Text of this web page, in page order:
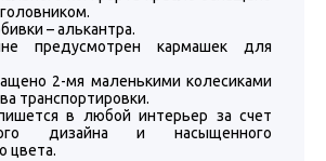
– алькантра.
предусмотрен кармашек для
2-мя маленькими колесиками
транспортировки.
в любой интерьер за счет
дизайна и насыщенного
цвета.